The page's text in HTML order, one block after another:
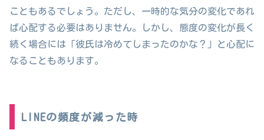
こともあるでしょう。ただし、一時的な気分の変化であれ
ば心配する必要はありません。しかし、態度の変化が長く
続く場合には「彼氏は冷めてしまったのかな？」と心配に
なることもあります。
LINEの頻度が減った時